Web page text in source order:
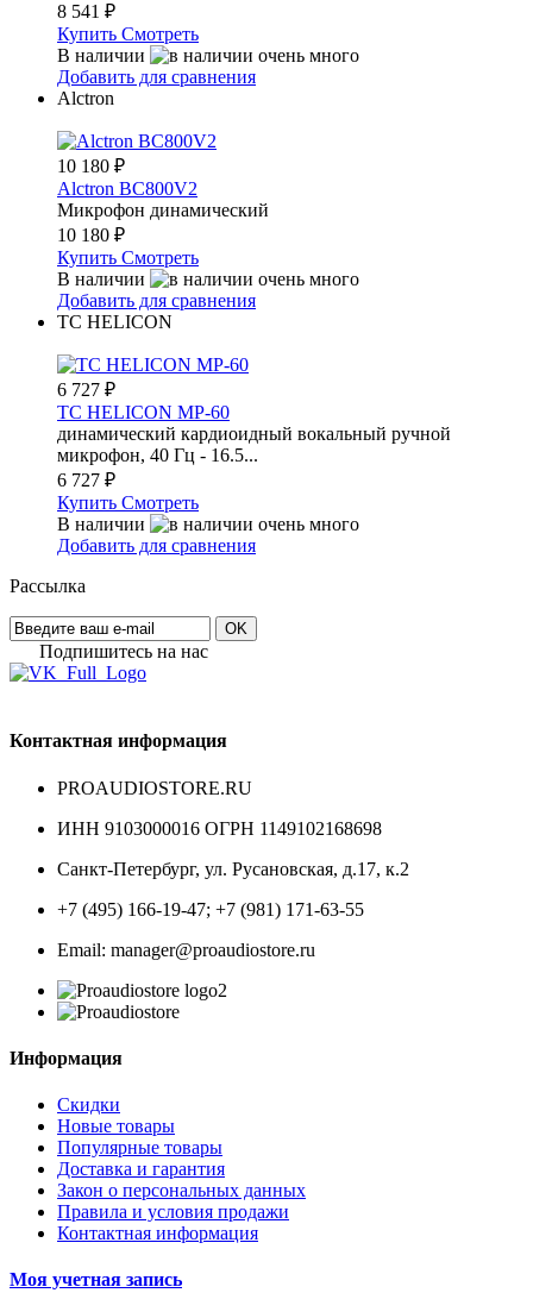
8 541 ₽
Купить Смотреть
В наличии
Добавить для сравнения
Alctron
10 180 ₽
Alctron BC800V2
Микрофон динамический
10 180 ₽
Купить Смотреть
В наличии
Добавить для сравнения
TC HELICON
6 727 ₽
TC HELICON MP-60
динамический кардиоидный вокальный ручной
микрофон, 40 Гц - 16.5...
6 727 ₽
Купить Смотреть
В наличии
Добавить для сравнения
Рассылка
OK
Подпишитесь на наc
Контактная информация
PROAUDIOSTORE.RU
ИНН 9103000016 ОГРН 1149102168698
Санкт-Петербург, ул. Русановская, д.17, к.2
+7 (495) 166-19-47; +7 (981) 171-63-55
Email: manager@proaudiostore.ru
Информация
Скидки
Новые товары
Популярные товары
Доставка и гарантия
Закон о персональных данных
Правила и условия продажи
Контактная информация
Моя учетная запись